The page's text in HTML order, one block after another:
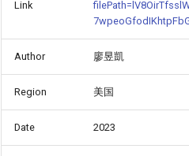
Link
Author 廖昱凱
Region 美国
Date 2023